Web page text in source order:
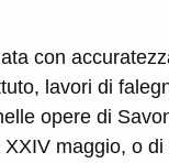
con
lavori di
opere di
maggio, o